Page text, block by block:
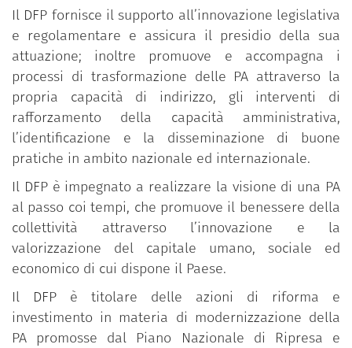
Il DFP fornisce il supporto all’innovazione legislativa
e regolamentare e assicura il presidio della sua
attuazione; inoltre promuove e accompagna i
processi di trasformazione delle PA attraverso la
propria capacità di indirizzo, gli interventi di
rafforzamento della capacità amministrativa,
l’identificazione e la disseminazione di buone
pratiche in ambito nazionale ed internazionale.
Il DFP è impegnato a realizzare la visione di una PA
al passo coi tempi, che promuove il benessere della
collettività attraverso l’innovazione e la
valorizzazione del capitale umano, sociale ed
economico di cui dispone il Paese.
Il DFP è titolare delle azioni di riforma e
investimento in materia di modernizzazione della
PA promosse dal Piano Nazionale di Ripresa e